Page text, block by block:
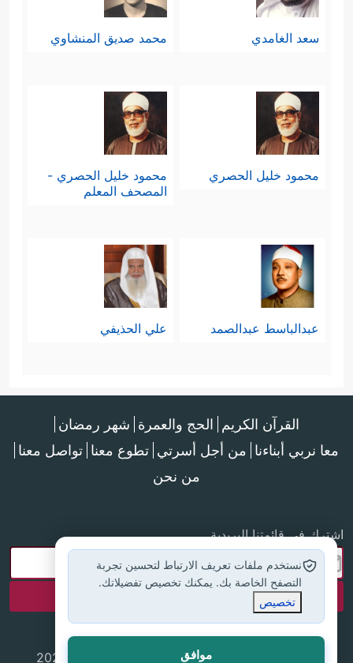
سعد الغامدي محمد صديق المنشاوي
محمود خليل الحصري
محمود خليل الحصري -
المصحف المعلم
عبدالباسط عبدالصمد علي الحذيفي
القرآن الكريم الحج والعمرة شهر رمضان
معا نربي أبناءنا من أجل أسرتي تطوع معنا تواصل معنا
من نحن
اشترك في قائمتنا البريدية
جميع الحقوق محفوظة لموقع إسلام أون لاين © 2025
نستخدم ملفات تعريف الارتباط لتحسين تجربة
التصفح الخاصة بك. يمكنك تخصيص تفضيلاتك.
تخصيص
موافق